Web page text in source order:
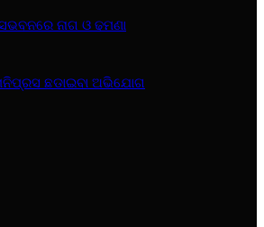
ନାଗ ଓ ଢମଣା
ଛଡାଇବା ଅଭିଯୋଗ